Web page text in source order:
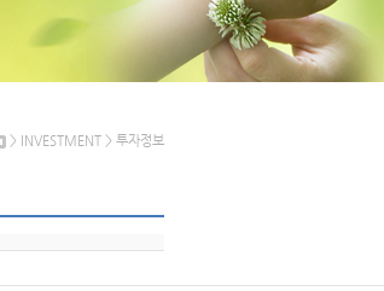
> INVESTMENT > 투자정보